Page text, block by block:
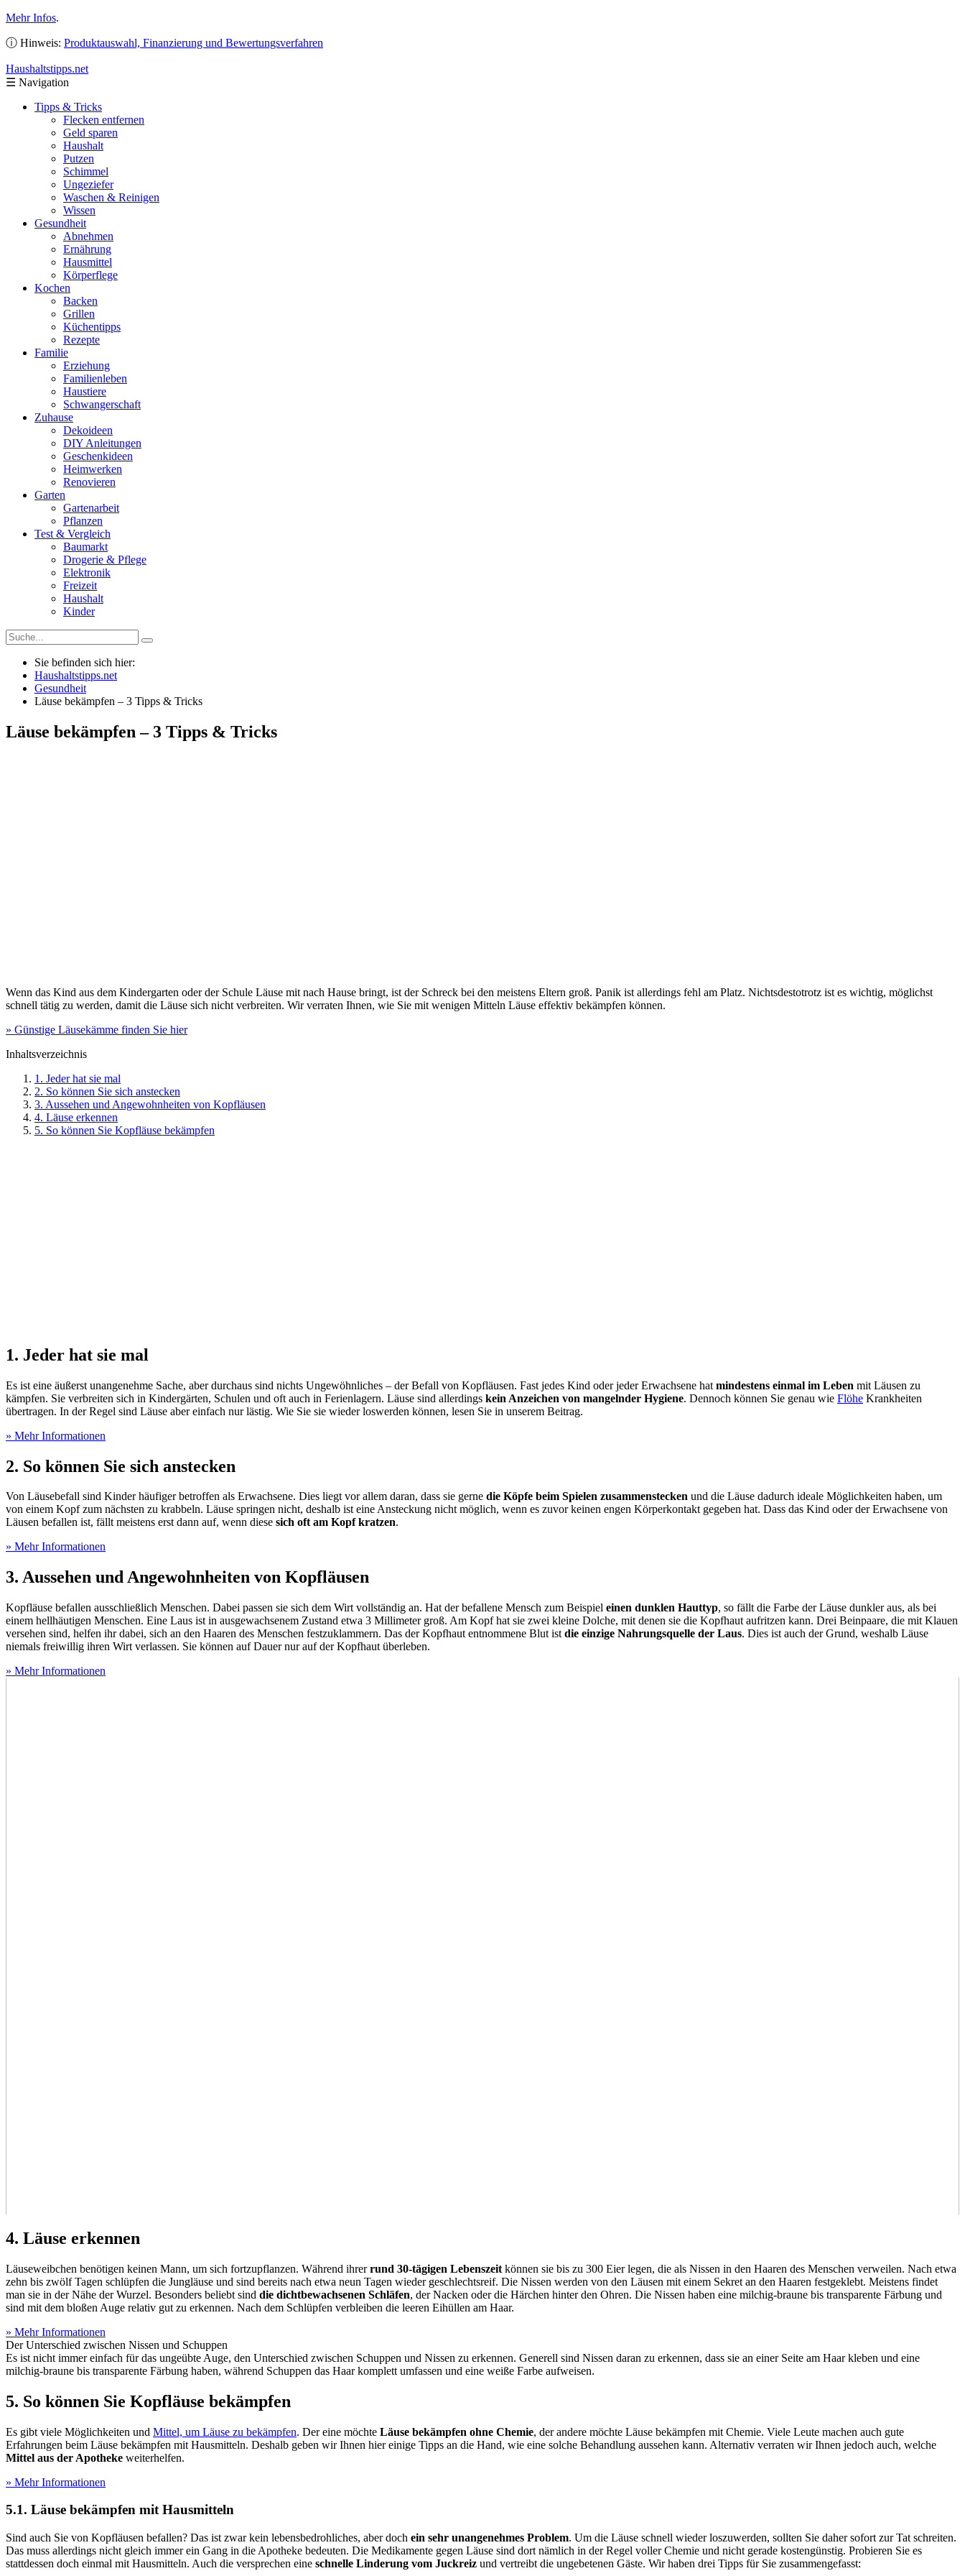
Mehr Infos.
ⓘ Hinweis: Produktauswahl, Finanzierung und Bewertungsverfahren
Haushaltstipps.net
☰ Navigation
Tipps & Tricks
Flecken entfernen
Geld sparen
Haushalt
Putzen
Schimmel
Ungeziefer
Waschen & Reinigen
Wissen
Gesundheit
Abnehmen
Ernährung
Hausmittel
Körperflege
Kochen
Backen
Grillen
Küchentipps
Rezepte
Familie
Erziehung
Familienleben
Haustiere
Schwangerschaft
Zuhause
Dekoideen
DIY Anleitungen
Geschenkideen
Heimwerken
Renovieren
Garten
Gartenarbeit
Pflanzen
Test & Vergleich
Baumarkt
Drogerie & Pflege
Elektronik
Freizeit
Haushalt
Kinder
Sie befinden sich hier:
Haushaltstipps.net
Gesundheit
Läuse bekämpfen – 3 Tipps & Tricks
Läuse bekämpfen – 3 Tipps & Tricks
Wenn das Kind aus dem Kindergarten oder der Schule Läuse mit nach Hause bringt, ist der Schreck bei den meistens Eltern groß. Panik ist allerdings fehl am Platz. Nichtsdestotrotz ist es wichtig, möglichst
schnell tätig zu werden, damit die Läuse sich nicht verbreiten. Wir verraten Ihnen, wie Sie mit wenigen Mitteln Läuse effektiv bekämpfen können.
» Günstige Läusekämme finden Sie hier
Inhaltsverzeichnis
1. Jeder hat sie mal
2. So können Sie sich anstecken
3. Aussehen und Angewohnheiten von Kopfläusen
4. Läuse erkennen
5. So können Sie Kopfläuse bekämpfen
1. Jeder hat sie mal
Es ist eine äußerst unangenehme Sache, aber durchaus sind nichts Ungewöhnliches – der Befall von Kopfläusen. Fast jedes Kind oder jeder Erwachsene hat mindestens einmal im Leben mit Läusen zu
kämpfen. Sie verbreiten sich in Kindergärten, Schulen und oft auch in Ferienlagern. Läuse sind allerdings kein Anzeichen von mangelnder Hygiene. Dennoch können Sie genau wie Flöhe Krankheiten
übertragen. In der Regel sind Läuse aber einfach nur lästig. Wie Sie sie wieder loswerden können, lesen Sie in unserem Beitrag.
» Mehr Informationen
2. So können Sie sich anstecken
Von Läusebefall sind Kinder häufiger betroffen als Erwachsene. Dies liegt vor allem daran, dass sie gerne die Köpfe beim Spielen zusammenstecken und die Läuse dadurch ideale Möglichkeiten haben, um
von einem Kopf zum nächsten zu krabbeln. Läuse springen nicht, deshalb ist eine Ansteckung nicht möglich, wenn es zuvor keinen engen Körperkontakt gegeben hat. Dass das Kind oder der Erwachsene von
Läusen befallen ist, fällt meistens erst dann auf, wenn diese sich oft am Kopf kratzen.
» Mehr Informationen
3. Aussehen und Angewohnheiten von Kopfläusen
Kopfläuse befallen ausschließlich Menschen. Dabei passen sie sich dem Wirt vollständig an. Hat der befallene Mensch zum Beispiel einen dunklen Hauttyp, so fällt die Farbe der Läuse dunkler aus, als bei
einem hellhäutigen Menschen. Eine Laus ist in ausgewachsenem Zustand etwa 3 Millimeter groß. Am Kopf hat sie zwei kleine Dolche, mit denen sie die Kopfhaut aufritzen kann. Drei Beinpaare, die mit Klauen
versehen sind, helfen ihr dabei, sich an den Haaren des Menschen festzuklammern. Das der Kopfhaut entnommene Blut ist die einzige Nahrungsquelle der Laus. Dies ist auch der Grund, weshalb Läuse
niemals freiwillig ihren Wirt verlassen. Sie können auf Dauer nur auf der Kopfhaut überleben.
» Mehr Informationen
4. Läuse erkennen
Läuseweibchen benötigen keinen Mann, um sich fortzupflanzen. Während ihrerrund 30-tägigen Lebenszeit können sie bis zu 300 Eier legen, die als Nissen in den Haaren des Menschen verweilen. Nach etwa
zehn bis zwölf Tagen schlüpfen die Jungläuse und sind bereits nach etwa neun Tagen wieder geschlechtsreif. Die Nissen werden von den Läusen mit einem Sekret an den Haaren festgeklebt. Meistens findet
man sie in der Nähe der Wurzel. Besonders beliebt sind die dichtbewachsenen Schläfen, der Nacken oder die Härchen hinter den Ohren. Die Nissen haben eine milchig-braune bis transparente Färbung und
sind mit dem bloßen Auge relativ gut zu erkennen. Nach dem Schlüpfen verbleiben die leeren Eihüllen am Haar.
» Mehr Informationen
Der Unterschied zwischen Nissen und Schuppen
Es ist nicht immer einfach für das ungeübte Auge, den Unterschied zwischen Schuppen und Nissen zu erkennen. Generell sind Nissen daran zu erkennen, dass sie an einer Seite am Haar kleben und eine
milchig-braune bis transparente Färbung haben, während Schuppen das Haar komplett umfassen und eine weiße Farbe aufweisen.
5. So können Sie Kopfläuse bekämpfen
Es gibt viele Möglichkeiten und Mittel, um Läuse zu bekämpfen. Der eine möchte Läuse bekämpfen ohne Chemie, der andere möchte Läuse bekämpfen mit Chemie. Viele Leute machen auch gute
Erfahrungen beim Läuse bekämpfen mit Hausmitteln. Deshalb geben wir Ihnen hier einige Tipps an die Hand, wie eine solche Behandlung aussehen kann. Alternativ verraten wir Ihnen jedoch auch, welche
Mittel aus der Apotheke weiterhelfen.
» Mehr Informationen
5.1. Läuse bekämpfen mit Hausmitteln
Sind auch Sie von Kopfläusen befallen? Das ist zwar kein lebensbedrohliches, aber doch ein sehr unangenehmes Problem. Um die Läuse schnell wieder loszuwerden, sollten Sie daher sofort zur Tat schreiten.
Das muss allerdings nicht gleich immer ein Gang in die Apotheke bedeuten. Die Medikamente gegen Läuse sind dort nämlich in der Regel voller Chemie und nicht gerade kostengünstig. Probieren Sie es
stattdessen doch einmal mit Hausmitteln. Auch die versprechen eine schnelle Linderung vom Juckreiz und vertreibt die ungebetenen Gäste. Wir haben drei Tipps für Sie zusammengefasst: